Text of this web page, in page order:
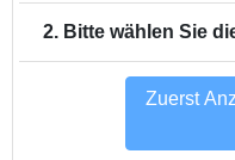
2. Bitte wählen Sie
Zuerst